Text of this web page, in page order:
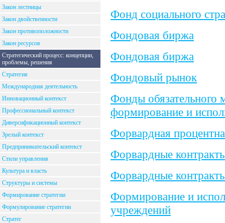
Закон лестницы
Закон двойственности
Закон противоположности
Закон ресурсов
Стратегический процесс: концепции,
проблемы, решения
Стратегия
Международная деятельность
Инновационный контекст
Профессиональный контекст
Диверсификационный контекст
Зрелый контекст
Предпринимательский контекст
Стили управления
Культура и власть
Структуры и системы
Формирование стратегии
Формулирование стратегии
Стратег
Фонд социального
Фондовая биржа
Фондовая биржа
Фондовый рынок
Фонды обязательного
формирование и
Форвардная
Форвардные
Форвардные
Формирование и
учреждений